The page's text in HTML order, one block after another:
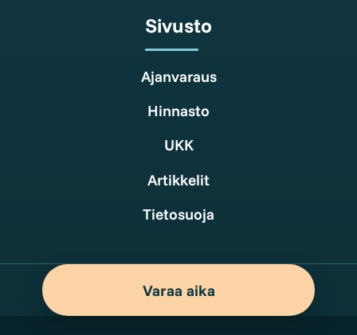
Sivusto
Ajanvaraus
Hinnasto
UKK
Artikkelit
Tietosuoja
Varaa aika